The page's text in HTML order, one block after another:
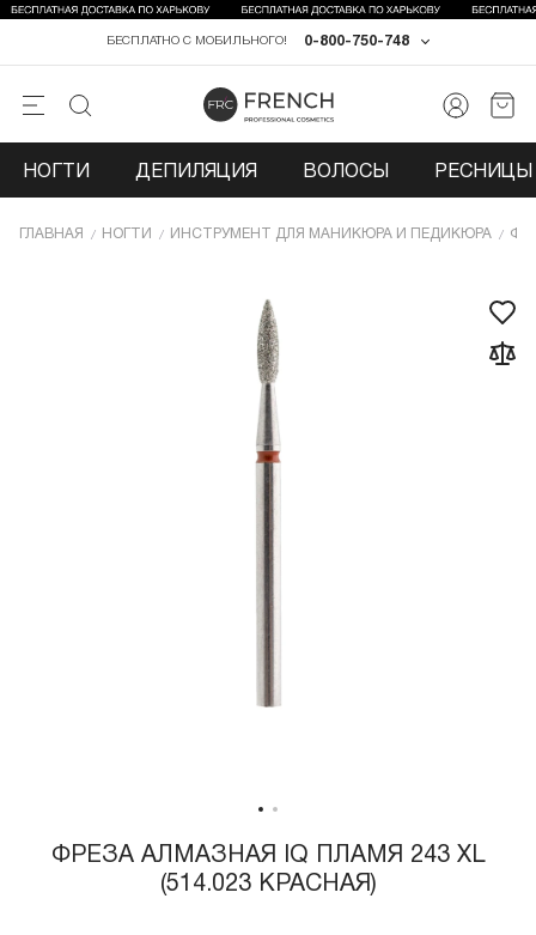
0-800-750-748
БЕСПЛАТНО С МОБИЛЬНОГО!
НОГТИ ДЕПИЛЯЦИЯ ВОЛОСЫ РЕСНИЦЫ
ГЛАВНАЯ НОГТИ ИНCТРУМЕНТ ДЛЯ МАНИКЮРА И ПЕДИКЮРА
ФРЕЗА АЛМАЗНАЯ IQ ПЛАМЯ 243 XL
(514.023 КРАСНАЯ)